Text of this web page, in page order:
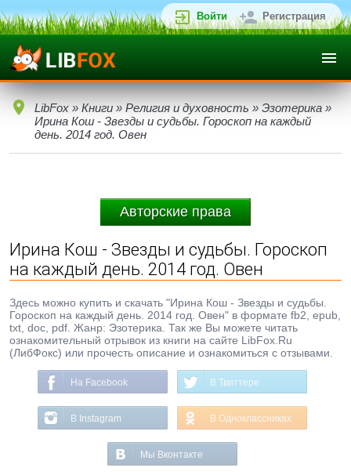
Войти Регистрация
LibFox » Книги » Религия и духовность » Эзотерика »
Ирина Кош - Звезды и судьбы. Гороскоп на каждый
день. 2014 год. Овен
Авторские права
Ирина Кош - Звезды и судьбы. Гороскоп
на каждый день. 2014 год. Овен
Здесь можно купить и скачать "Ирина Кош - Звезды и судьбы.
Гороскоп на каждый день. 2014 год. Овен" в формате fb2, epub,
txt, doc, pdf. Жанр: Эзотерика. Так же Вы можете читать
ознакомительный отрывок из книги на сайте LibFox.Ru
(ЛибФокс) или прочесть описание и ознакомиться с отзывами.
На Facebook В Твиттере
В Instagram В Одноклассниках
Мы Вконтакте